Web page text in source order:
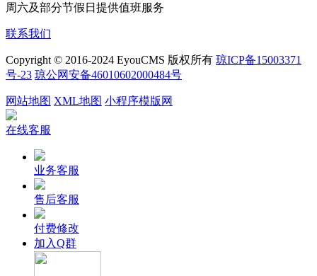
周六及部分节假日提供值班服务
联系我们
Copyright © 2016-2024 EyouCMS 版权所有 琼ICP备15003371
号-23 琼公网安备46010602000484号
网站地图 XML地图 小程序模版网
在线客服
业务客服
售后客服
付费修改
加入Q群